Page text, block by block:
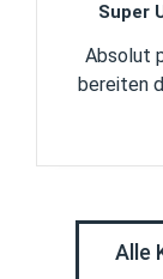
Super
Absolut
bereiten
Alle